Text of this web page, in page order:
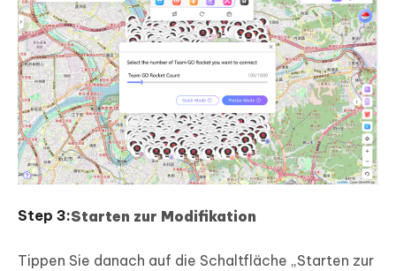
Starten zur Modifikation
Tippen Sie danach auf die Schaltfläche „Starten zur